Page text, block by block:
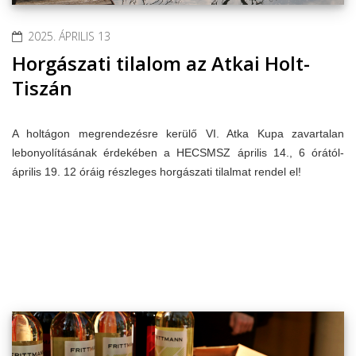
2025. ÁPRILIS 13
Horgászati tilalom az Atkai Holt-
Tiszán
A holtágon megrendezésre kerülő VI. Atka Kupa zavartalan
lebonyolításának érdekében a HECSMSZ április 14., 6 órától-
április 19. 12 óráig részleges horgászati tilalmat rendel el!